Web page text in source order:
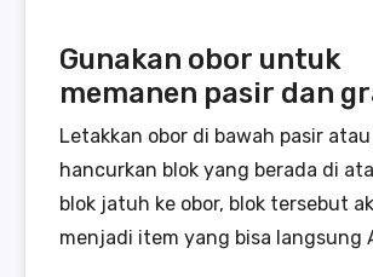
Gunakan obor untuk
memanen pasir dan
Letakkan obor di bawah pasir
hancurkan blok yang berada di
blok jatuh ke obor, blok tersebut
menjadi item yang bisa langsung